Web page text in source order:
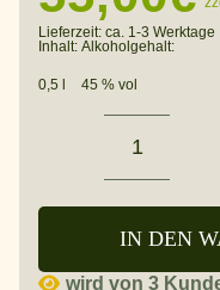
Lieferzeit: ca. 1-3 Werktage
Inhalt:
0,5 l
Alkoholgehalt:
45 % vol
Henry
Organic
Whisky
Menge
IN DEN
wird von 3